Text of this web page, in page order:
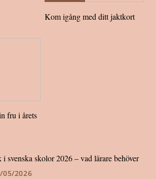
Kom igång med ditt jaktkort
fru i årets
svenska skolor 2026 – vad lärare behöver
05/2026